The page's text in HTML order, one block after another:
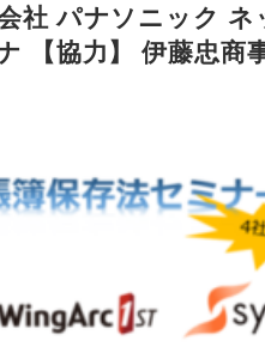
社 パナソニック ネ
【協力】 伊藤忠商